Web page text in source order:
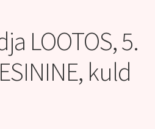
LOOTOS, 5.
kuld